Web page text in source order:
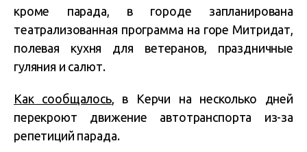
кроме парада, в городе запланирована
театрализованная программа на горе Митридат,
полевая кухня для ветеранов, праздничные
гуляния и салют.
Как сообщалось, в Керчи на несколько дней
перекроют движение автотранспорта из-за
репетиций парада.